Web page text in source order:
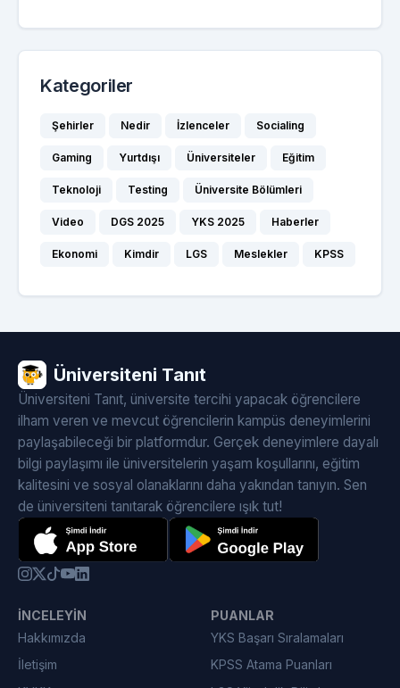
Kategoriler
Şehirler Nedir İzlenceler Socialing
Gaming Yurtdışı Üniversiteler Eğitim
Teknoloji Testing Üniversite Bölümleri
Video DGS 2025 YKS 2025 Haberler
Ekonomi Kimdir LGS Meslekler KPSS
Üniversiteni Tanıt
Üniversiteni Tanıt, üniversite tercihi yapacak öğrencilere
ilham veren ve mevcut öğrencilerin kampüs deneyimlerini
paylaşabileceği bir platformdur. Gerçek deneyimlere dayalı
bilgi paylaşımı ile üniversitelerin yaşam koşullarını, eğitim
kalitesini ve sosyal olanaklarını daha yakından tanıyın. Sen
de üniversiteni tanıtarak öğrencilere ışık tut!
İNCELEYIN
Hakkımızda
İletişim
PUANLAR
YKS Başarı Sıralamaları
KPSS Atama Puanları